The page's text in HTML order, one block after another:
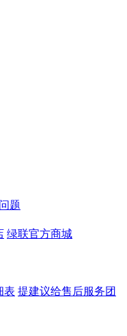
题
绿联官方商城
表 提建议给售后服务团